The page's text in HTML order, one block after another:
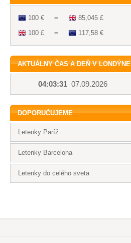
100 € =
85,045 £
100 £
= 117,58 €
AKTUÁLNY ČAS A DEŇ V LONDÝNE
04:03:31 07.09.2026
DOPORUČUJEME
Letenky Paríž
Letenky Barcelona
Letenky do celého sveta